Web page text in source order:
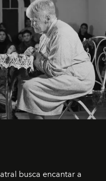
busca encantar a